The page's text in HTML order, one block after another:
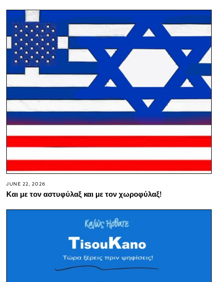
JUNE 22, 2026
Και με τον αστυφύλαξ και με τον χωροφύλαξ!